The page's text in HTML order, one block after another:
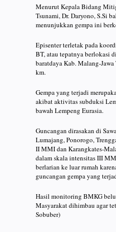
Menurut Kepala Bidang
Tsunami, Dr. Daryono, S.Si
menunjukkan gempa ini
Episenter terletak pada
BT, atau tepatnya berlokasi
baratdaya Kab. Malang-
km.
Gempa yang terjadi
akibat aktivitas subduksi
bawah Lempeng Eurasia.
Guncangan dirasakan di
Lumajang, Ponorogo,
II MMI dan Karangkates-
dalam skala intensitas III
berlarian ke luar rumah
guncangan gempa yang
Hasil monitoring BMKG
Masyarakat dihimbau agar
Sobuber)